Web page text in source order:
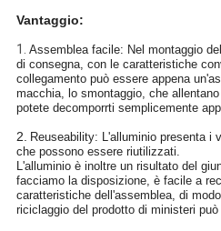
Vantaggio:
1. Assemblea facile: Nel montaggio
di consegna, con le caratteristiche
collegamento può essere appena
macchia, lo smontaggio, che
potete decomporrti semplicemente
2. Reuseability: L'alluminio presenta i
che possono essere riutilizzati.
L'alluminio è inoltre un risultato del
facciamo la disposizione, è facile a
caratteristiche dell'assemblea, di
riciclaggio del prodotto di ministeri